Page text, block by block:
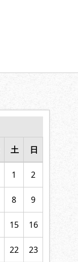
土 日
1 2
8 9
15 16
22 23